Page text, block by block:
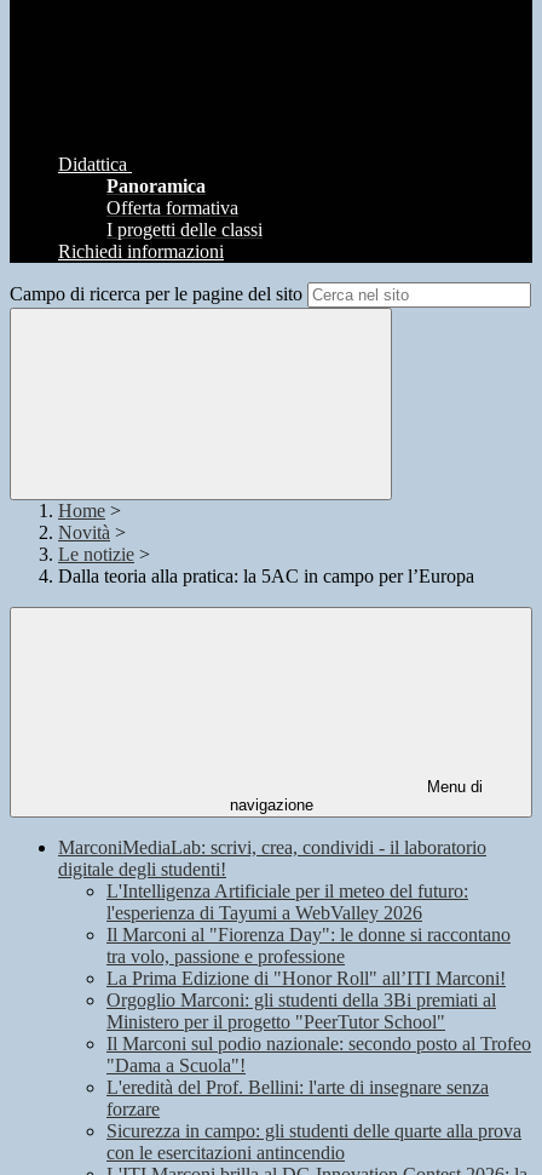
Didattica
Panoramica
Offerta formativa
I progetti delle classi
Richiedi informazioni
Campo di ricerca per le pagine del sito
Home >
Novità >
Le notizie >
Dalla teoria alla pratica: la 5AC in campo per l’Europa
Menu di
navigazione
MarconiMediaLab: scrivi, crea, condividi - il laboratorio
digitale degli studenti!
L'Intelligenza Artificiale per il meteo del futuro:
l'esperienza di Tayumi a WebValley 2026
Il Marconi al "Fiorenza Day": le donne si raccontano
tra volo, passione e professione
La Prima Edizione di "Honor Roll" all’ITI Marconi!
Orgoglio Marconi: gli studenti della 3Bi premiati al
Ministero per il progetto "PeerTutor School"
Il Marconi sul podio nazionale: secondo posto al Trofeo
"Dama a Scuola"!
L'eredità del Prof. Bellini: l'arte di insegnare senza
forzare
Sicurezza in campo: gli studenti delle quarte alla prova
con le esercitazioni antincendio